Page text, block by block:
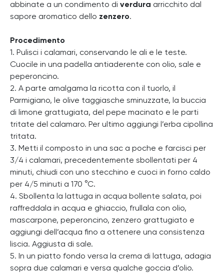
abbinate a un condimento di verdura arricchito dal
sapore aromatico dello zenzero.
Procedimento
1. Pulisci i calamari, conservando le ali e le teste.
Cuocile in una padella antiaderente con olio, sale e
peperoncino.
2. A parte amalgama la ricotta con il tuorlo, il
Parmigiano, le olive taggiasche sminuzzate, la buccia
di limone grattugiata, del pepe macinato e le parti
tritate del calamaro. Per ultimo aggiungi l’erba cipollina
tritata.
3. Metti il composto in una sac a poche e farcisci per
3/4 i calamari, precedentemente sbollentati per 4
minuti, chiudi con uno stecchino e cuoci in forno caldo
per 4/5 minuti a 170 °C.
4. Sbollenta la lattuga in acqua bollente salata, poi
raffreddala in acqua e ghiaccio, frullala con olio,
mascarpone, peperoncino, zenzero grattugiato e
aggiungi dell’acqua fino a ottenere una consistenza
liscia. Aggiusta di sale.
5. In un piatto fondo versa la crema di lattuga, adagia
sopra due calamari e versa qualche goccia d’olio.